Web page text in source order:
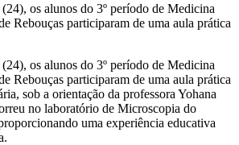
os alunos do 3º período de Medicina
Rebouças participaram de uma aula prática
os alunos do 3º período de Medicina
Rebouças participaram de uma aula prática
sob a orientação da professora Yohana
no laboratório de Microscopia do
uma experiência educativa